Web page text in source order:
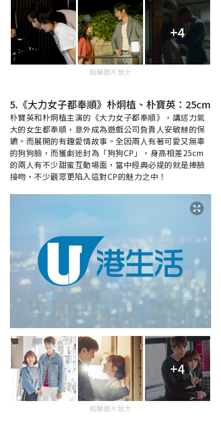
+4
點擊圖片放大
5. 《大力女子都奉順》朴炯植、朴寶英： 25cm
朴寶英和朴炯植主演的《大力女子都奉順》，講述力氣
大的女生都奉順，意外成為遊戲公司負責人安敏赫的保
鑣。而展開的有趣愛情故事。全因兩人有著可愛又無辜
的狗狗臉，而獲劇迷封為「狗狗CP 」，身高相差25cm
的兩人有不少甜蜜互動場面，當中經典必提的就是捧臉
接吻，不少觀眾更陷入這對CP的魅力之中！
+4
點擊圖片放大